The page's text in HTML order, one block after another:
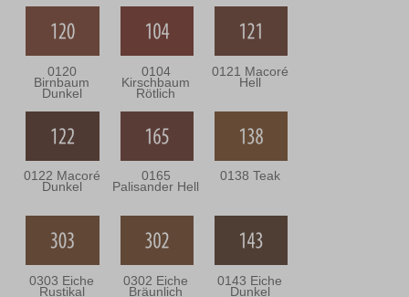
0120
Birnbaum
Dunkel
0104
Kirschbaum
Rötlich
0121 Macoré
Hell
0122 Macoré
Dunkel
0165
Palisander Hell
0138 Teak
0303 Eiche
Rustikal
0302 Eiche
Bräunlich
0143 Eiche
Dunkel